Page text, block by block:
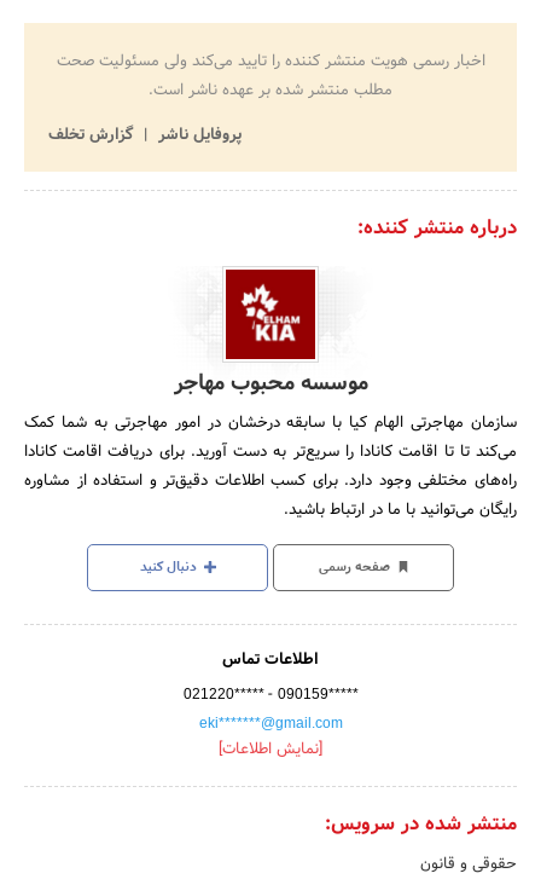
اخبار رسمی هویت منتشر کننده را تایید می‌کند ولی مسئولیت صحت
مطلب منتشر شده بر عهده ناشر است.
پروفایل ناشر
گزارش تخلف
درباره منتشر کننده:
موسسه محبوب مهاجر
سازمان مهاجرتی الهام کیا با سابقه درخشان در امور مهاجرتی به شما کمک
می‌کند تا تا اقامت کانادا را سریع‌تر به دست آورید. برای دریافت اقامت کانادا
راه‌های مختلفی وجود دارد. برای کسب اطلاعات دقیق‌تر و استفاده از مشاوره
رایگان می‌توانید با ما در ارتباط باشید.
صفحه رسمی دنبال کنید
اطلاعات تماس
021220***** - 090159*****
eki*******@gmail.com
[نمایش اطلاعات]
منتشر شده در سرویس:
حقوقی و قانون